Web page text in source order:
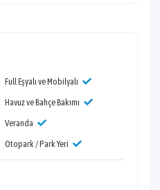
Full Eşyalı ve Mobilyalı
Havuz ve Bahçe Bakımı
Veranda
Otopark / Park Yeri